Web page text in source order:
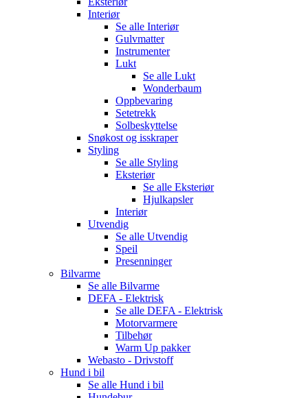
Interiør
Se alle Interiør
Gulvmatter
Instrumenter
Lukt
Se alle Lukt
Wonderbaum
Oppbevaring
Setetrekk
Solbeskyttelse
Snøkost og isskraper
Styling
Se alle Styling
Eksteriør
Se alle Eksteriør
Hjulkapsler
Interiør
Utvendig
Se alle Utvendig
Speil
Presenninger
Bilvarme
Se alle Bilvarme
DEFA - Elektrisk
Se alle DEFA - Elektrisk
Motorvarmere
Tilbehør
Warm Up pakker
Webasto - Drivstoff
Hund i bil
Se alle Hund i bil